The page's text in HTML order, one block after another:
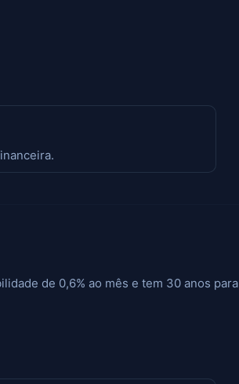
de 0,6% ao mês e tem 30 anos para